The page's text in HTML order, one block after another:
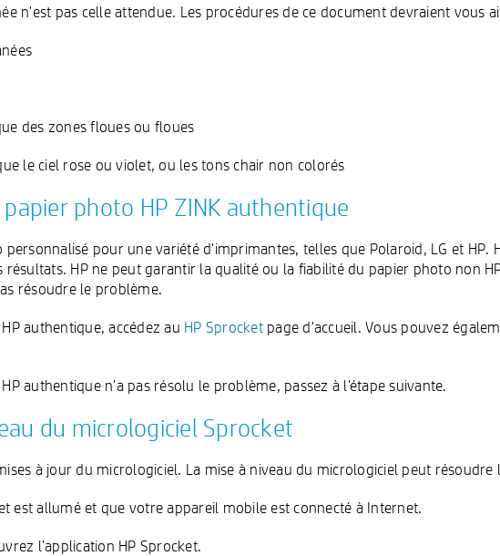
n'est pas celle attendue. Les procédures de ce document devraient vous
des zones floues ou floues
le ciel rose ou violet, ou les tons chair non colorés
photo HP ZINK authentique
pour une variété d'imprimantes, telles que Polaroid, LG et
HP ne peut garantir la qualité ou la fiabilité du papier photo non
résoudre le problème.
authentique, accédez au HP Sprocketpage d'accueil. Vous pouvez
authentique n'a pas résolu le problème, passez à l'étape suivante.
du micrologiciel Sprocket
à jour du micrologiciel. La mise à niveau du micrologiciel peut résoudre
est allumé et que votre appareil mobile est connecté à Internet.
l'application HP Sprocket.